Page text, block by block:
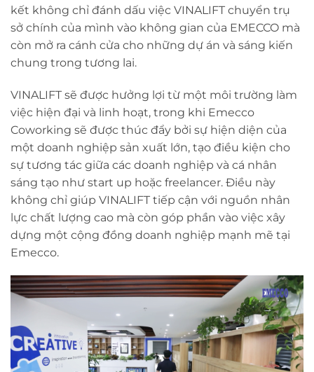
kết không chỉ đánh dấu việc VINALIFT chuyển trụ
sở chính của mình vào không gian của EMECCO mà
còn mở ra cánh cửa cho những dự án và sáng kiến
chung trong tương lai.
VINALIFT sẽ được hưởng lợi từ một môi trường làm
việc hiện đại và linh hoạt, trong khi Emecco
Coworking sẽ được thúc đẩy bởi sự hiện diện của
một doanh nghiệp sản xuất lớn, tạo điều kiện cho
sự tương tác giữa các doanh nghiệp và cá nhân
sáng tạo như start up hoặc freelancer. Điều này
không chỉ giúp VINALIFT tiếp cận với nguồn nhân
lực chất lượng cao mà còn góp phần vào việc xây
dựng một cộng đồng doanh nghiệp mạnh mẽ tại
Emecco.